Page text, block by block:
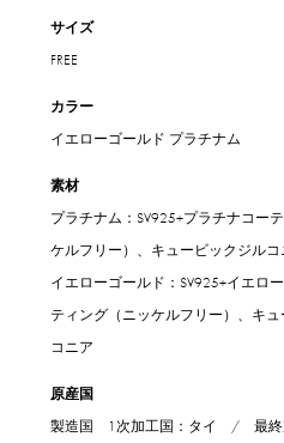
サイズ
FREE
カラー
イエローゴールド プラチナム
素材
プラチナム：SV925+プラチナコー
ケルフリー）、キュービックジルコ
イエローゴールド：SV925+イエロ
ティング（ニッケルフリー）、キ
コニア
原産国
製造国 1次加工国：タイ / 最終